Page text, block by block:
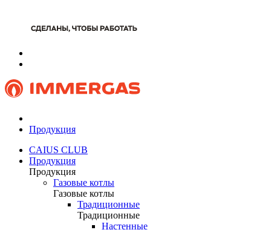
Продукция
CAIUS CLUB
Продукция
Продукция
Газовые котлы
Газовые котлы
Традиционные
Традиционные
Настенные